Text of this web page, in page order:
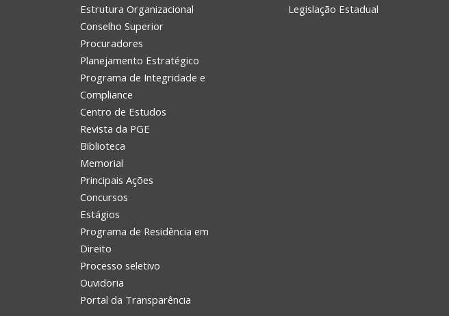
Estrutura Organizacional
Conselho Superior
Procuradores
Planejamento Estratégico
Programa de Integridade e
Compliance
Centro de Estudos
Revista da PGE
Biblioteca
Memorial
Principais Ações
Concursos
Estágios
Programa de Residência em
Direito
Processo seletivo
Ouvidoria
Portal da Transparência
Legislação Estadual